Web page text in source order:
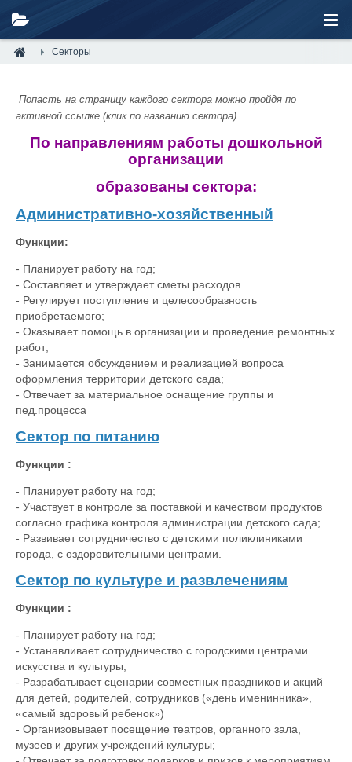
Секторы
Попасть на страницу каждого сектора можно пройдя по
активной ссылке (клик по названию сектора).
По направлениям работы дошкольной
организации
образованы сектора:
Административно-хозяйственный
Функции:
- Планирует работу на год;
- Составляет и утверждает сметы расходов
- Регулирует поступление и целесообразность
приобретаемого;
- Оказывает помощь в организации и проведение ремонтных
работ;
- Занимается обсуждением и реализацией вопроса
оформления территории детского сада;
- Отвечает за материальное оснащение группы и
пед.процесса
Сектор по питанию
Функции :
- Планирует работу на год;
- Участвует в контроле за поставкой и качеством продуктов
согласно графика контроля администрации детского сада;
- Развивает сотрудничество с детскими поликлиниками
города, с оздоровительными центрами.
Сектор по культуре и развлечениям
Функции :
- Планирует работу на год;
- Устанавливает сотрудничество с городскими центрами
искусства и культуры;
- Разрабатывает сценарии совместных праздников и акций
для детей, родителей, сотрудников («день именинника»,
«самый здоровый ребенок»)
- Организовывает посещение театров, органного зала,
музеев и других учреждений культуры;